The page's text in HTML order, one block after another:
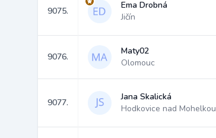
9075.
Ema Drobná
Jičín
9076.
Maty02
Olomouc
9077.
Jana Skalická
Hodkovice nad Mohelkou